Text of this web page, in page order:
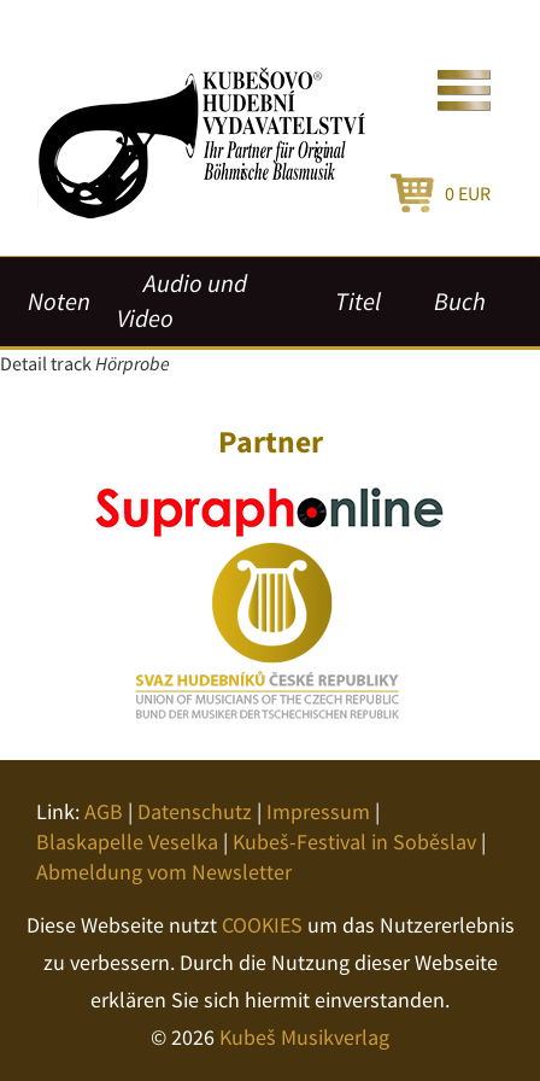
0 EUR
Noten
Audio und
Video
Titel Buch
Detail trackHörprobe
Partner
Link:AGB | Datenschutz | Impressum |
Blaskapelle Veselka | Kubeš-Festival in Soběslav |
Abmeldung vom Newsletter
Diese Webseite nutzt COOKIES um das Nutzererlebnis
zu verbessern. Durch die Nutzung dieser Webseite
erklären Sie sich hiermit einverstanden.
© 2026 Kubeš Musikverlag